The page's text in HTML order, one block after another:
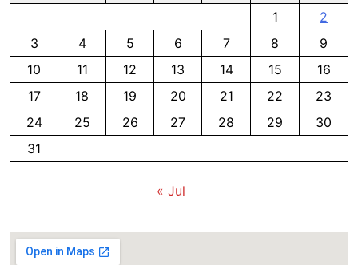
1
2
3
4 5 6 7 8
9
10
11 12 13 14 15
16
17
18 19 20 21 22
23
24
25 26 27 28 29
30
31
« Jul